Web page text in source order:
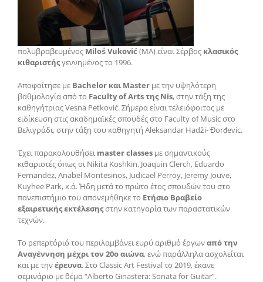
πολυβραβευμένος Miloš Vuković (ΜΑ) είναι Σέρβος κλασικός
κιθαριστήςγεννημένος το 1996.
Αποφοίτησε με Βachelor και Μaster με την υψηλότερη
βαθμολογία από το Faculty of Arts της Nis, στην τάξη της
καθηγήτριας Vesna Petković. Σήμερα είναι τελειόφοιτος με
ειδίκευση στις ακαδημαϊκές σπουδές στο Faculty of Music στο
Βελιγράδι, στην τάξη του καθηγητή Aleksandar Hadži- Đorđevic.
Έχει παρακολουθήσει master classes με σημαντικούς
κιθαριστές όπως οι Nikita Koshkin, Joaquin Clerch, Eduardo
Fernandez, Anabel Montesinos, Judicael Perroy, Jeremy Jouve,
Kuyhee Park, κ.ά. Ήδη μετά το πρώτο έτος σπουδών του στο
πανεπιστήμιο του απονεμήθηκε το Ετήσιο Βραβείο
εξαιρετικής εκτέλεσηςστην κατηγορία των παραστατικών
τεχνών.
Το ρεπερτόριό του περιλαμβάνει ευρύ αριθμό έργωναπό την
Αναγέννηση μέχρι τον 20ο αιώνα, ενώ παράλληλα ασχολείται
και με τηνέρευνα. Στο Classic Art Festival το 2019, έκανε
σεμινάριο με θέμα “Alberto Ginastera: Sonata for Guitar”.